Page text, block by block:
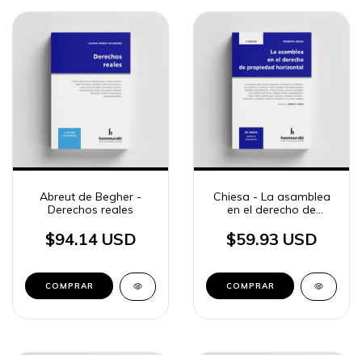
Abreut de Begher -
Derechos reales
$94.14 USD
COMPRAR
Chiesa - La asamblea
en el derecho de
$59.93 USD
COMPRAR